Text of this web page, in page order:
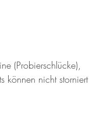
(Probierschlücke),
können nicht storniert